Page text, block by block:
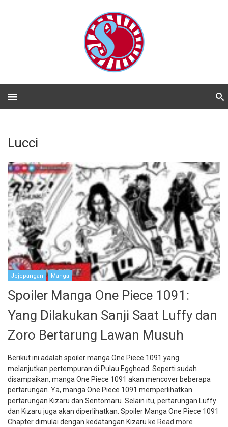
Lucci
Jejepangan Manga
Spoiler Manga One Piece 1091:
Yang Dilakukan Sanji Saat Luffy dan
Zoro Bertarung Lawan Musuh
Berikut ini adalah spoiler manga One Piece 1091 yang
melanjutkan pertempuran di Pulau Egghead. Seperti sudah
disampaikan, manga One Piece 1091 akan mencover beberapa
pertarungan. Ya, manga One Piece 1091 memperlihatkan
pertarungan Kizaru dan Sentomaru. Selain itu, pertarungan Luffy
dan Kizaru juga akan diperlihatkan. Spoiler Manga One Piece 1091
Chapter dimulai dengan kedatangan Kizaru ke Read more